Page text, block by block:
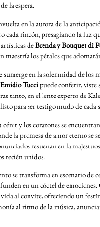
la espera.
en la aurora de la
cada rincón, presagiando la luz
deBrenda y Bouquet di
maestría los pétalos que
sumerge en la solemnidad de
Emidio Tuccipuede conferir, viste
tanto, en el lente experto de
para ser testigo mudo de
cénit y los corazones se
la promesa de amor eterno se
resuenan en la
recién unidos.
se transforma en escenario de
en un cóctel de
al convite, ofreciendo un
al ritmo de la música,